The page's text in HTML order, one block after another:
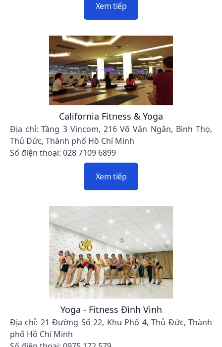
Xem tiếp
California Fitness & Yoga
Địa chỉ: Tầng 3 Vincom, 216 Võ Văn Ngân, Bình Thọ,
Thủ Đức, Thành phố Hồ Chí Minh
Số điện thoại: 028 7109 6899
Xem tiếp
Yoga - Fitness Đình Vinh
Địa chỉ: 21 Đường Số 22, Khu Phố 4, Thủ Đức, Thành
phố Hồ Chí Minh